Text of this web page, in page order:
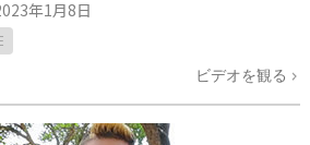
年1月8日
ビデオを観る